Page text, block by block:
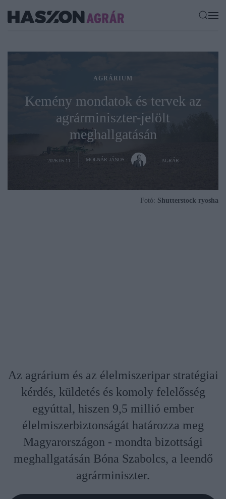
AGRÁRIUM
Kemény mondatok és tervek az
agrárminiszter-jelölt
meghallgatásán
2026-05-11 MOLNÁR JÁNOS AGRÁR
Fotó: Shutterstock ryosha
Az agrárium és az élelmiszeripar stratégiai
kérdés, küldetés és komoly felelősség
egyúttal, hiszen 9,5 millió ember
élelmiszerbiztonságát határozza meg
Magyarországon - mondta bizottsági
meghallgatásán Bóna Szabolcs, a leendő
agrárminiszter.